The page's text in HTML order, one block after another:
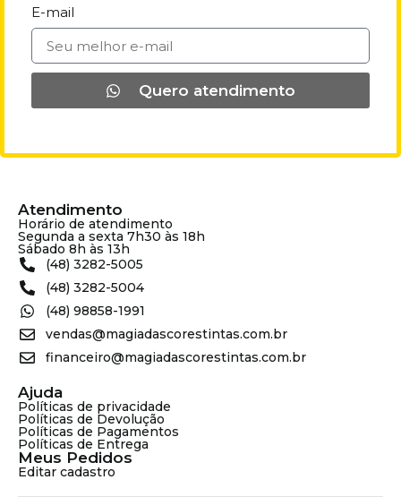
E-mail
Quero atendimento
Atendimento
Horário de atendimento
Segunda a sexta 7h30 às 18h
Sábado 8h às 13h
(48) 3282-5005
(48) 3282-5004
(48) 98858-1991
vendas@magiadascorestintas.com.br
financeiro@magiadascorestintas.com.br
Ajuda
Políticas de privacidade
Políticas de Devolução
Políticas de Pagamentos
Políticas de Entrega
Meus Pedidos
Editar cadastro